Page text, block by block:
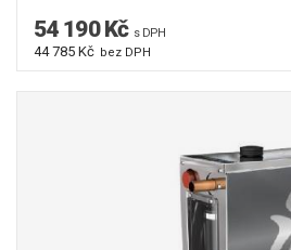
54 190 Kč s DPH
44 785 Kč bez DPH